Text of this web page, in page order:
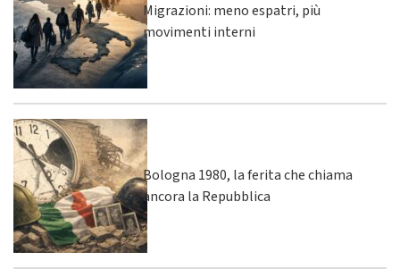
Migrazioni: meno espatri, più
movimenti interni
Bologna 1980, la ferita che chiama
ancora la Repubblica